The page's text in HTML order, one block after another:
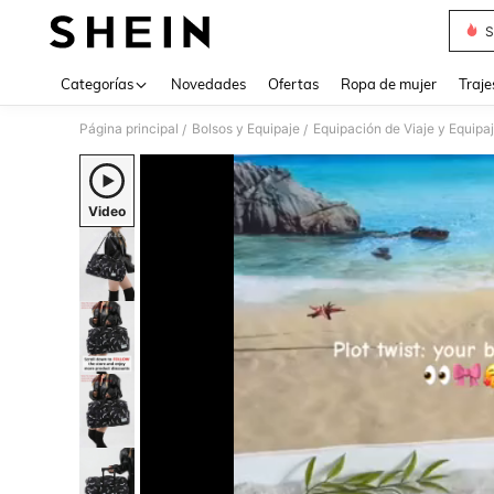
Categorías Novedades Ofertas Ropa de mujer
Página principal / Bolsos y Equipaje / Equipación de Viaje y
Video